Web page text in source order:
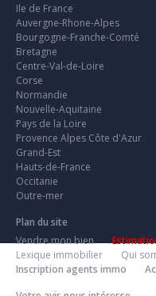
Ile de France
Auvergne-Rhone-Alpes
Bourgogne-Franche-Comté
Bretagne
Centre-Val-de-Loire
Corse
Normandie
Nouvelle-Aquitaine
Pays de la Loire
Provence Alpes Côte d'Azur
Grand-Est
Hauts-de-France
Occitanie
Outre-mer
Plan du site
Vendre mon bien
Lexique immobilier
Qui
Inscription agents immo